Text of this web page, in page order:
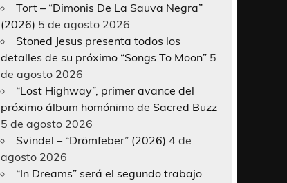
Tort – “Dimonis De La Sauva Negra”
(2026) 5 de agosto 2026
Stoned Jesus presenta todos los
detalles de su próximo “Songs To Moon” 5
de agosto 2026
“Lost Highway”, primer avance del
próximo álbum homónimo de Sacred Buzz
5 de agosto 2026
Svindel – “Drömfeber” (2026) 4 de
agosto 2026
“In Dreams” será el segundo trabajo